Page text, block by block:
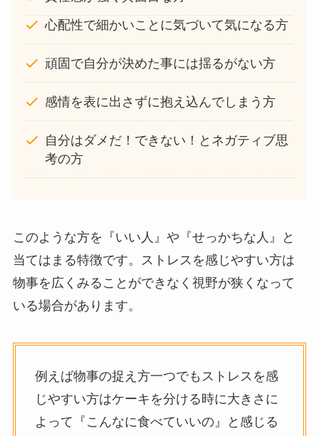
心配性で細かいことに気づいて気になる方
頑固で自分が決めた事には揺るがない方
感情を表に出さずに抱え込んでしまう方
自分はダメだ！できない！とネガティブ思
考の方
このような方を『いい人』や『せっかちな人』と
当てはまる特徴です。ストレスを感じやすい方は
物事を広くみることができなく視野が狭くなって
いる場合があります。
例えば物事の捉え方一つでもストレスを感
じやすい方はケーキを分ける時に大きさに
よって『こんなに食べていいの』と感じる